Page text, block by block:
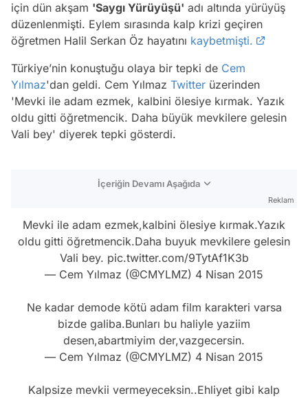
için dün akşam 'Saygı Yürüyüşü' adı altında yürüyüş
düzenlenmişti. Eylem sırasında kalp krizi geçiren
öğretmen Halil Serkan Öz hayatını kaybetmişti.
Türkiye’nin konuştuğu olaya bir tepki de Cem
Yılmaz'dan geldi. Cem Yılmaz Twitter üzerinden
'Mevki ile adam ezmek, kalbini ölesiye kırmak. Yazık
oldu gitti öğretmencik. Daha büyük mevkilere gelesin
Vali bey' diyerek tepki gösterdi.
İçeriğin Devamı Aşağıda
Reklam
Mevki ile adam ezmek,kalbini ölesiye kırmak.Yazık
oldu gitti öğretmencik.Daha buyuk mevkilere gelesin
Vali bey. pic.twitter.com/9TytAf1K3b
— Cem Yılmaz (@CMYLMZ) 4 Nisan 2015
Ne kadar demode kötü adam film karakteri varsa
bizde galiba.Bunları bu haliyle yaziim
desen,abartmiyim der,vazgecersin.
— Cem Yılmaz (@CMYLMZ) 4 Nisan 2015
Kalpsize mevkii vermeyeceksin..Ehliyet gibi kalp